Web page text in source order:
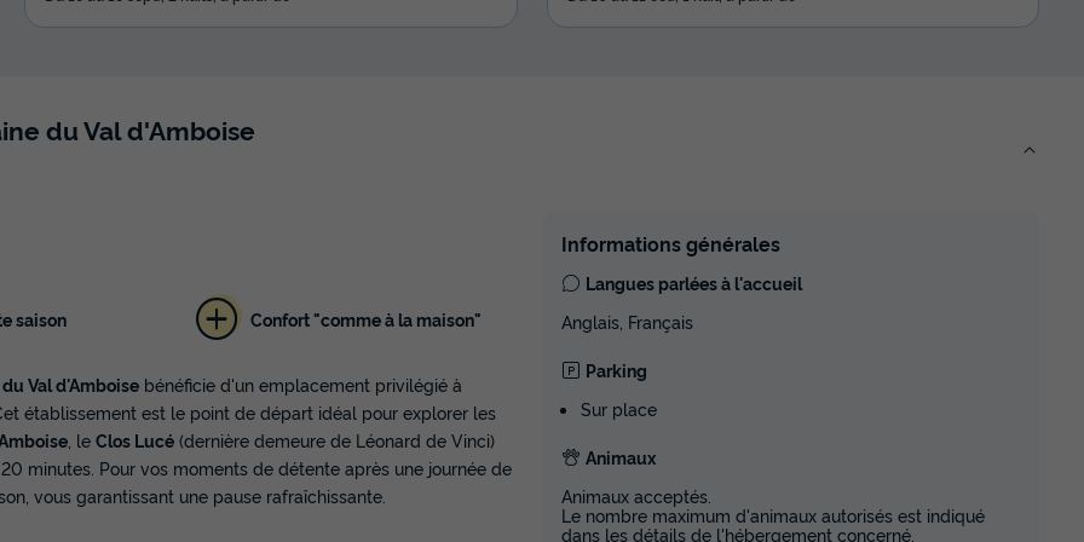
du Val d'Amboise
saison Confort "comme à la maison"
Val d'Amboise bénéficie d'un emplacement privilégié à
établissement est le point de départ idéal pour explorer les
, le Clos Lucé (dernière demeure de Léonard de Vinci)
minutes. Pour vos moments de détente après une journée de
vous garantissant une pause rafraîchissante.
Informations générales
Langues parlées à l'accueil
Anglais, Français
Parking
Sur place
Animaux
Animaux acceptés.
Le nombre maximum d'animaux autorisés est indiqué
dans les détails de l'hébergement concerné.